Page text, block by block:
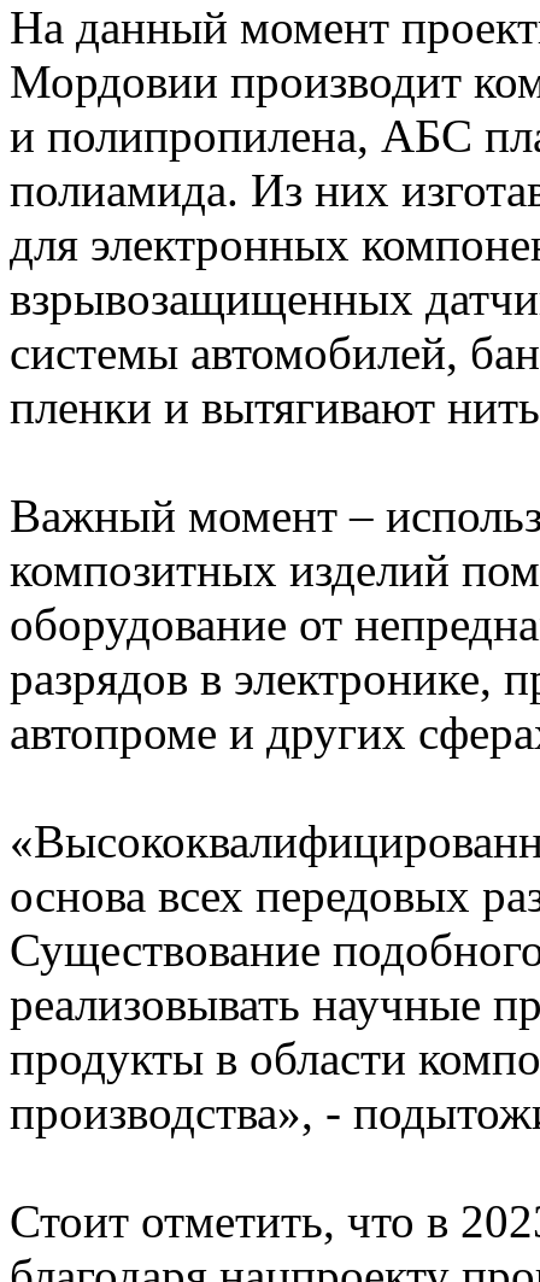
На данный момент
Мордовии производит
и полипропилена, АБС
полиамида. Из них
для электронных
взрывозащищенных
системы автомобилей,
пленки и вытягивают
Важный момент –
композитных изделий
оборудование от
разрядов в
автопроме и других
основа всех передовых
Существование
реализовывать научные
продукты в области
производства», -
Стоит отметить, что в